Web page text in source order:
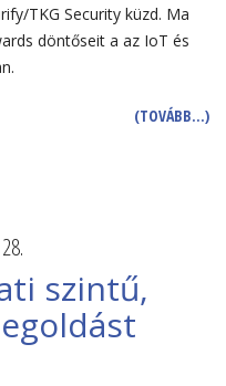
TKG Security küzd. Ma
döntőseit a az IoT és
(TOVÁBB…)
szintű,